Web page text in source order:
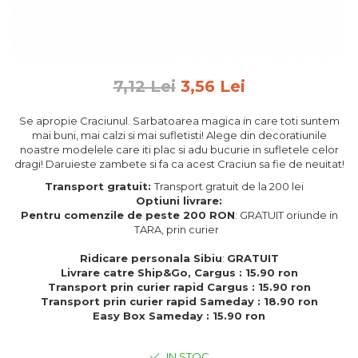
Diplome si Plachete
Insigne
Felicitari din lemn
Felicitari pentru cei dragi
Felicitari cu model
Aromaterapie
Papioane din lemn
Decoratiuni pentru casa
7,12 Lei 3,56 Lei
Se apropie Craciunul. Sarbatoarea magica in care toti suntem
mai buni, mai calzi si mai sufletisti! Alege din decoratiunile
noastre modelele care iti plac si adu bucurie in sufletele celor
dragi! Daruieste zambete si fa ca acest Craciun sa fie de neuitat!
Transport gratuit:Transport gratuit de la 200 lei
Optiuni livrare:
Pentru comenzile de peste 200 RON: GRATUIT oriunde in
TARA, prin curier
Ridicare personala Sibiu: GRATUIT
Livrare catre Ship&Go, Cargus : 15.90 ron
Transport prin curier rapid Cargus : 15.90 ron
Transport prin curier rapid Sameday : 18.90 ron
Easy Box Sameday : 15.90 ron